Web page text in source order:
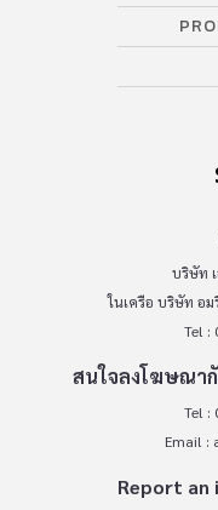
บริษัท
ในเครือ บริษัท อ
Tel :
สนใจลงโฆษณา
Tel :
Email :
Report an